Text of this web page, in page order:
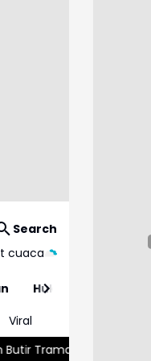
Search
cuaca
Hukum
Viral
Transformasi